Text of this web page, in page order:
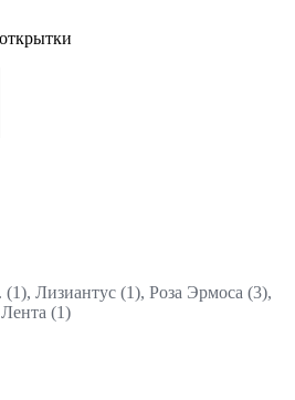
(1), Лизиантус (1), Роза Эрмоса (3),
(1)